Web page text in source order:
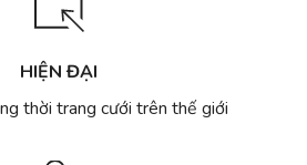
HIỆN ĐẠI
thời trang cưới trên thế giới